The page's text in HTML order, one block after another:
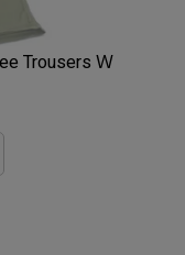
Trousers Ｗ